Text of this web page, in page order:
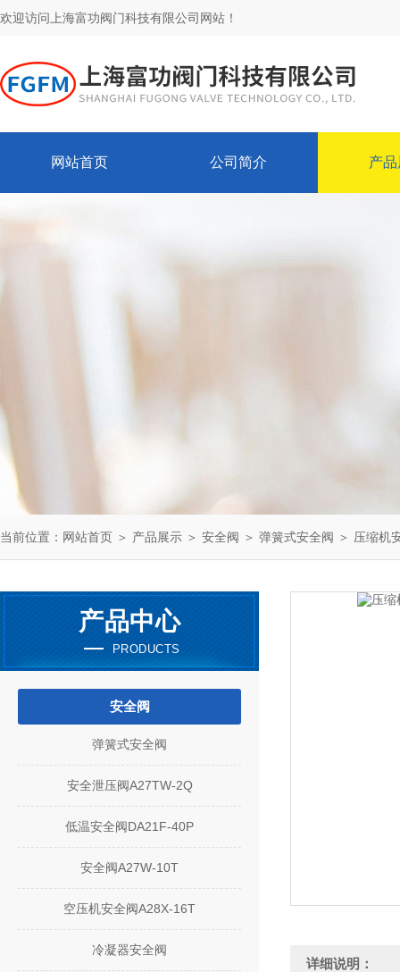
欢迎访问上海富功阀门科技有限公司网站！
网站首页 公司简介 产
当前位置： 网站首页 ＞ 产品展示 ＞ 安全阀 ＞ 弹簧式安全阀 ＞ 压缩机
产品中心
PRODUCTS
安全阀
弹簧式安全阀
安全泄压阀A27TW-2Q
低温安全阀DA21F-40P
安全阀A27W-10T
空压机安全阀A28X-16T
冷凝器安全阀
详细说明：